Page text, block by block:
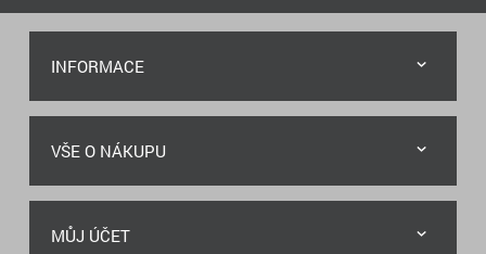
INFORMACE
VŠE O NÁKUPU
MŮJ ÚČET